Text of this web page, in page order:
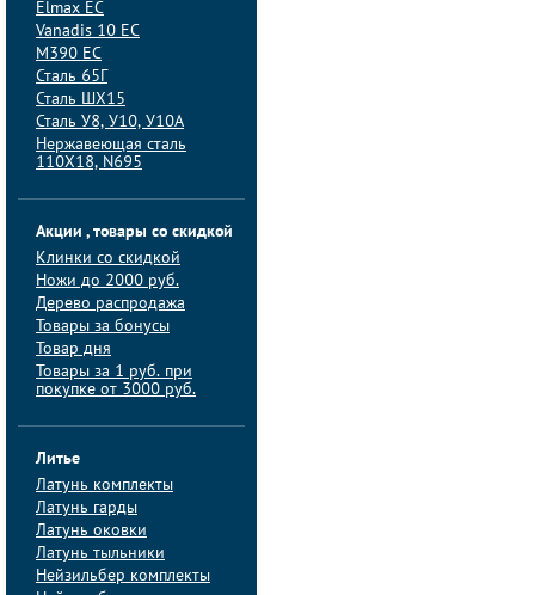
Elmax ЕС
Vanadis 10 ЕС
M390 ЕС
Сталь 65Г
Сталь ШХ15
Сталь У8, У10, У10А
Нержавеющая сталь
110Х18, N695
Акции , товары со скидкой
Клинки со скидкой
Ножи до 2000 руб.
Дерево распродажа
Товары за бонусы
Товар дня
Товары за 1 руб. при
покупке от 3000 руб.
Литье
Латунь комплекты
Латунь гарды
Латунь оковки
Латунь тыльники
Нейзильбер комплекты